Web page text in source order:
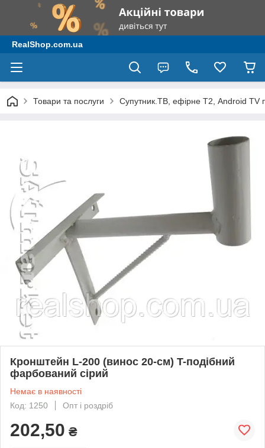
RealShop.com.ua
Товари та послуги Супутник.ТВ, ефірне Т2, Android TV
Кронштейн L-200 (винос 20-см) T-подібний
фарбований сірий
Немає в наявності
Код: 1250
Опт і роздріб
202,50 ₴